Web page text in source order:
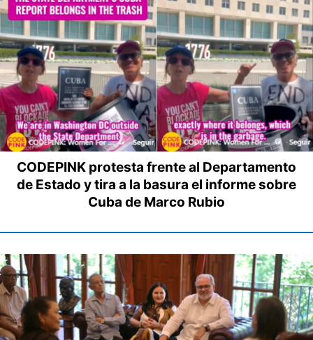
CODEPINK protesta frente al Departamento
de Estado y tira a la basura el informe sobre
Cuba de Marco Rubio